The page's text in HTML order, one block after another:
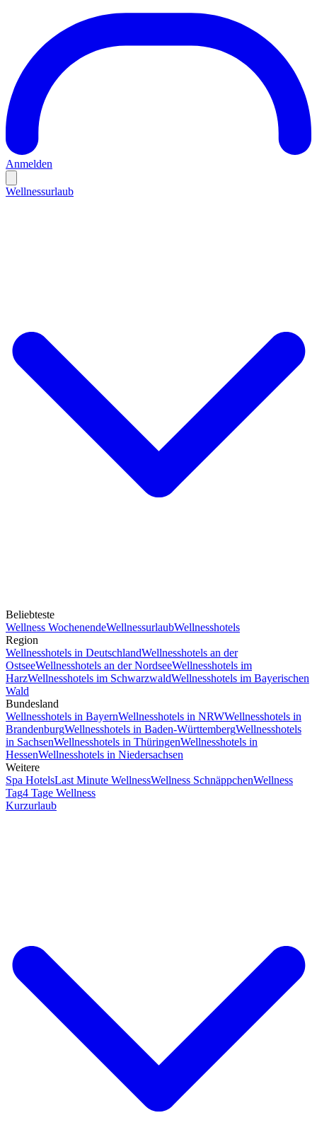
Anmelden
Wellnessurlaub
Beliebteste
Wellness WochenendeWellnessurlaubWellnesshotels
Region
Wellnesshotels in DeutschlandWellnesshotels an der
OstseeWellnesshotels an der NordseeWellnesshotels im
HarzWellnesshotels im SchwarzwaldWellnesshotels im Bayerischen
Wald
Bundesland
Wellnesshotels in BayernWellnesshotels in NRWWellnesshotels in
BrandenburgWellnesshotels in Baden-WürttembergWellnesshotels
in SachsenWellnesshotels in ThüringenWellnesshotels in
HessenWellnesshotels in Niedersachsen
Weitere
Spa HotelsLast Minute WellnessWellness SchnäppchenWellness
Tag4 Tage Wellness
Kurzurlaub